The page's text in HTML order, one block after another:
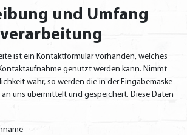
und Umfang
ist ein Kontaktformular vorhanden, welches
genutzt werden kann. Nimmt
wahr, so werden die in der Eingabemaske
uns übermittelt und gespeichert. Diese Daten